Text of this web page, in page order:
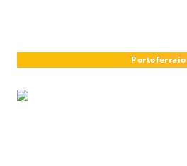
Portoferraio